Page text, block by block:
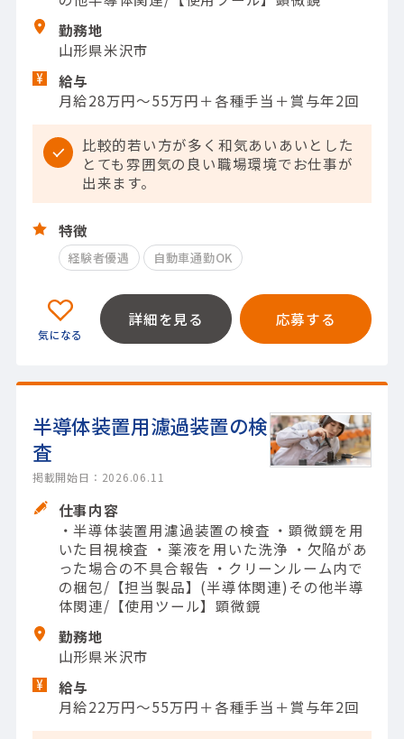
勤務地
山形県米沢市
給与
月給28万円～55万円＋各種手当＋賞与年2回
比較的若い方が多く和気あいあいとした
とても雰囲気の良い職場環境でお仕事が
出来ます。
特徴
経験者優遇 自動車通勤OK
詳細を見る 応募する
半導体装置用濾過装置の検
査
掲載開始日：2026.06.11
仕事内容
・半導体装置用濾過装置の検査 ・顕微鏡を用
いた目視検査 ・薬液を用いた洗浄 ・欠陥があ
った場合の不具合報告 ・クリーンルーム内で
の梱包/【担当製品】(半導体関連)その他半導
体関連/【使用ツール】顕微鏡
勤務地
山形県米沢市
給与
月給22万円～55万円＋各種手当＋賞与年2回